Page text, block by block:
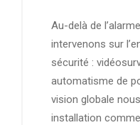
Au-delà de
intervenons sur
sécurité :
automatisme de
vision globale
installation